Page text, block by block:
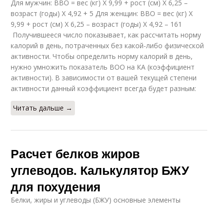
Для мужчин: ВВО = вес (кг) Х 9,99 + рост (см) Х 6,25 –
возраст (годы) Х 4,92 + 5 Для женщин: ВВО = вес (кг) Х
9,99 + рост (см) Х 6,25 – возраст (годы) Х 4,92 – 161
Получившееся число показывает, как рассчитать норму
калорий в день, потраченных без какой-либо физической
активности. Чтобы определить норму калорий в день,
нужно умножить показатель ВОО на КА (коэффициент
активности). В зависимости от вашей текущей степени
активности данный коэффициент всегда будет разным:
Читать дальше →
Расчет белков жиров
углеводов. Калькулятор БЖУ
для похудения
Белки, жиры и углеводы (БЖУ) основные элементы